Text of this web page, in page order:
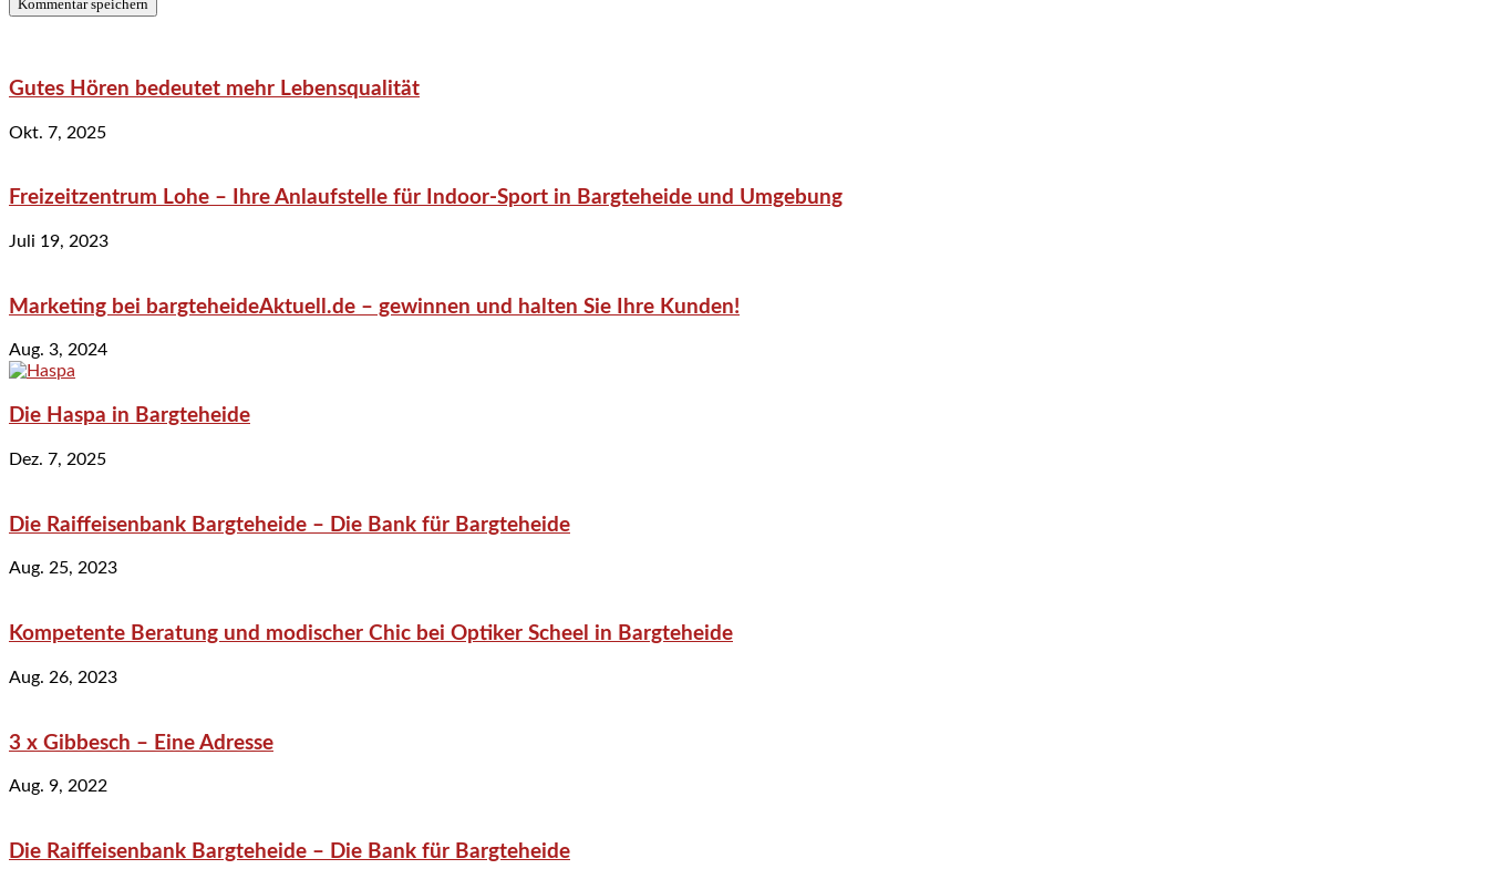
Gutes Hören bedeutet mehr Lebensqualität
Okt. 7, 2025
Freizeitzentrum Lohe – Ihre Anlaufstelle für Indoor-Sport in Bargteheide und Umgebung
Juli 19, 2023
Marketing bei bargteheideAktuell.de – gewinnen und halten Sie Ihre Kunden!
Aug. 3, 2024
Die Haspa in Bargteheide
Dez. 7, 2025
Die Raiffeisenbank Bargteheide – Die Bank für Bargteheide
Aug. 25, 2023
Kompetente Beratung und modischer Chic bei Optiker Scheel in Bargteheide
Aug. 26, 2023
3 x Gibbesch – Eine Adresse
Aug. 9, 2022
Die Raiffeisenbank Bargteheide – Die Bank für Bargteheide